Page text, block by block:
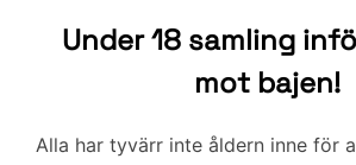
Under 18 samling
mot bajen!
Alla har tyvärr inte åldern inne för